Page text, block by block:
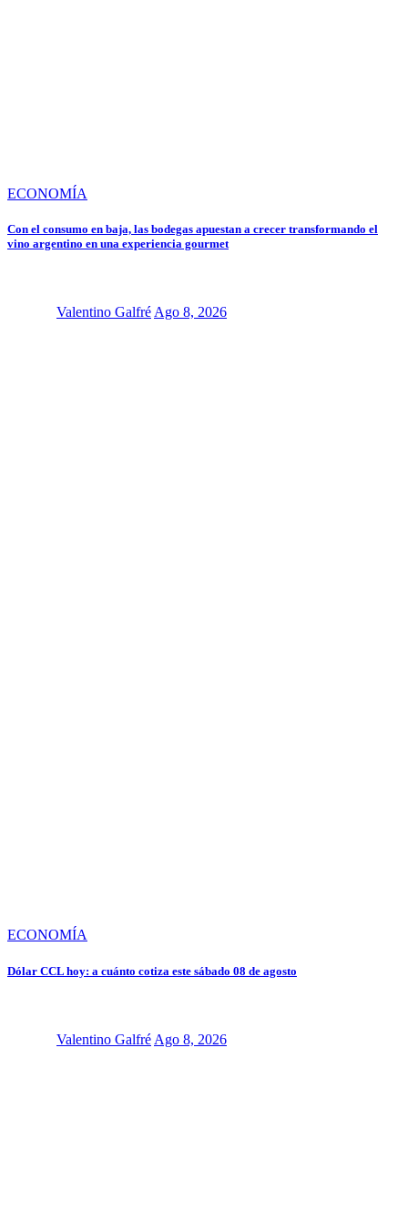
ECONOMÍA
Con el consumo en baja, las bodegas apuestan a crecer transformando el
vino argentino en una experiencia gourmet
Valentino GalfréAgo 8, 2026
ECONOMÍA
Dólar CCL hoy: a cuánto cotiza este sábado 08 de agosto
Valentino Galfré Ago 8, 2026